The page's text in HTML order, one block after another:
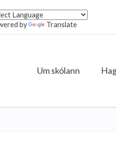
by
Translate
Um skólann